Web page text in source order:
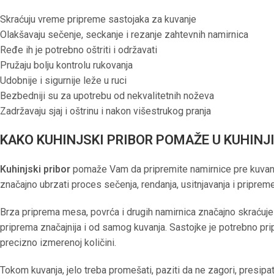
Skraćuju vreme pripreme sastojaka za kuvanje
Olakšavaju sečenje, seckanje i rezanje zahtevnih namirnica
Ređe ih je potrebno oštriti i održavati
Pružaju bolju kontrolu rukovanja
Udobnije i sigurnije leže u ruci
Bezbedniji su za upotrebu od nekvalitetnih noževa
Zadržavaju sjaj i oštrinu i nakon višestrukog pranja
KAKO KUHINJSKI PRIBOR POMAŽE U
Kuhinjski pribor pomaže Vam da pripremite namirnice pre
značajno ubrzati proces sečenja, rendanja, usitnjavanja i
Brza priprema mesa, povrća i drugih namirnica značajno
priprema značajnija i od samog kuvanja. Sastojke je potrebno
precizno izmerenoj količini.
Tokom kuvanja, jelo treba promešati, paziti da ne zagori,